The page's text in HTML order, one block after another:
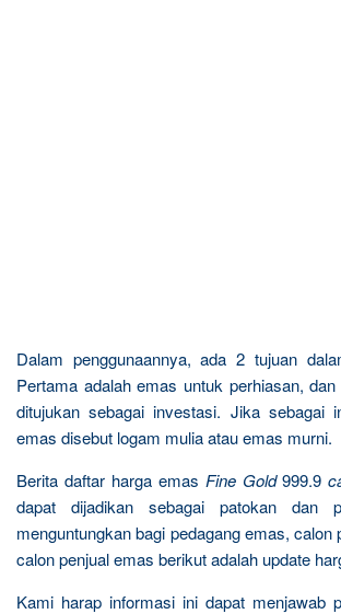
Dalam penggunaannya, ada 2 tujuan
Pertama adalah emas untuk perhiasan,
ditujukan sebagai investasi. Jika sebagai
emas disebut logam mulia atau emas murni.
Berita daftar harga emas Fine Gold999.9
dapat dijadikan sebagai patokan dan
menguntungkan bagi pedagang emas, calon
calon penjual emas berikut adalah update
Kami harap informasi ini dapat menjawab